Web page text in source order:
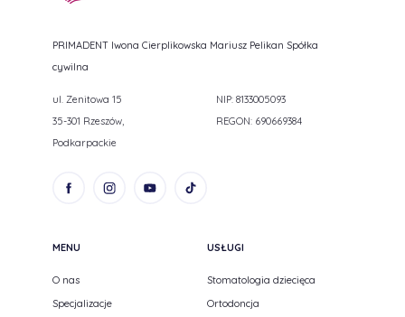
PRIMADENT Iwona Cierplikowska Mariusz Pelikan Spółka
cywilna
ul. Zenitowa 15
35-301 Rzeszów,
Podkarpackie
NIP: 8133005093
REGON: 690669384
MENU
O nas
Specjalizacje
USŁUGI
Stomatologia dziecięca
Ortodoncja